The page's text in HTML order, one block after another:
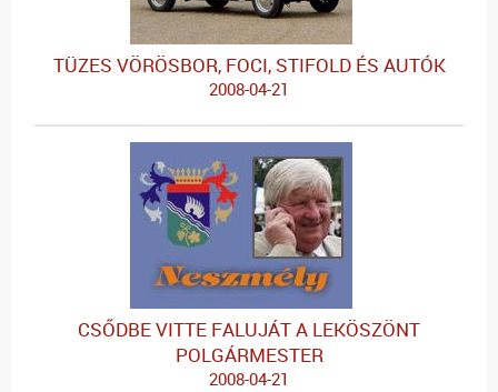
TÜZES VÖRÖSBOR, FOCI, STIFOLD ÉS AUTÓK
2008-04-21
CSŐDBE VITTE FALUJÁT A LEKÖSZÖNT
POLGÁRMESTER
2008-04-21